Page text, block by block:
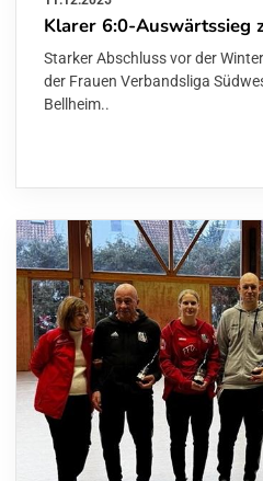
Klarer 6:0-Auswärtssieg
Starker Abschluss vor der
der Frauen Verbandsliga
Bellheim..